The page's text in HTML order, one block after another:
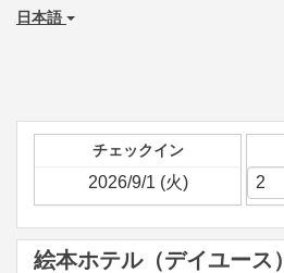
日本語
チェックイン
絵本ホテル（デイユース）